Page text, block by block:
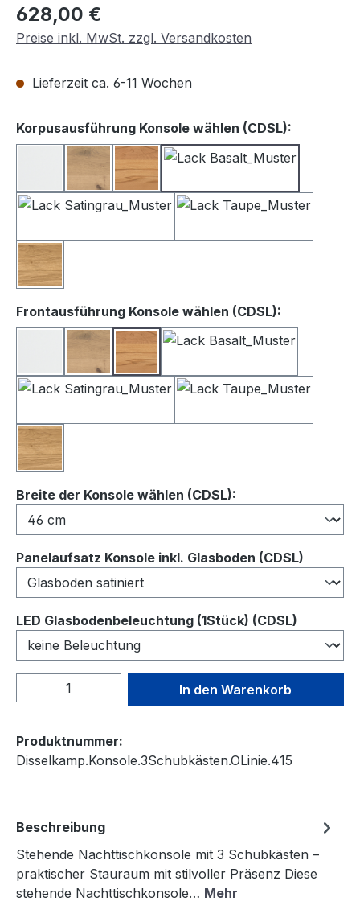
Regulärer Preis:
628,00 €
Preise inkl. MwSt. zzgl. Versandkosten
Lieferzeit ca. 6-11 Wochen
Korpusausführung Konsole wählen (CDSL):
BalkeneicheKernbuche
Wildeiche
Frontausführung Konsole wählen (CDSL):
BalkeneicheKernbuche
Wildeiche
Breite der Konsole wählen (CDSL):
Panelaufsatz Konsole inkl. Glasboden (CDSL)
LED Glasbodenbeleuchtung (1Stück) (CDSL)
Produkt Anzahl: Gib denIn den Warenkorb
Produktnummer:
Disselkamp.Konsole.3Schubkästen.OLinie.415
Beschreibung
Stehende Nachttischkonsole mit 3 Schubkästen –
praktischer Stauraum mit stilvoller Präsenz Diese
stehende Nachttischkonsole… Mehr